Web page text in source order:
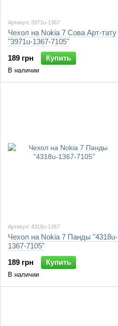
Артикул: 3971u-1367
Чехол на Nokia 7 Сова Арт-тату
"3971u-1367-7105"
189 грн
Купить
В наличии
Артикул: 4318u-1367
Чехол на Nokia 7 Панды "4318u-
1367-7105"
189 грн
Купить
В наличии